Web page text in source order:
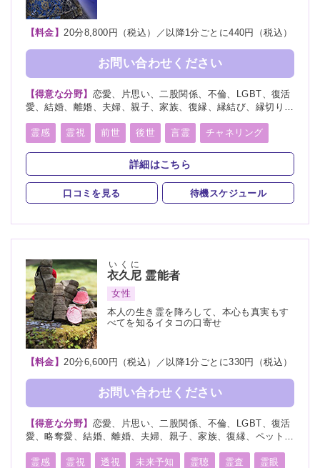
【料金】20分8,800円（税込）／以降1分ごとに440円（税込）
お問い合わせください
【得意な分野】 恋愛、片思い、二股関係、不倫、LGBT、復活
愛、結婚、離婚、夫婦、親子、家族、復縁、縁結び、縁切り、
介護、健康、金運、仕事、引越し、開運、教育、過去、浮気、
総合運、運勢、心霊相談、命名、改名
霊感 霊視 前世 後世 言霊 チャネリング
オーラリーディング 守護霊 縁結び 縁切り
祈願 祈祷 波動修正 チャクラ
スピリチュアルカウンセリング 霊符
詳細はこちら
口コミを見る 待機スケジュール
衣久尼
いくに
霊能者
女性
本人の生き霊を降ろして、本心も真実もす
べてを知るイタコの口寄せ
【料金】20分6,600円（税込）／以降1分ごとに330円（税込）
お問い合わせください
【得意な分野】 恋愛、片思い、二股関係、不倫、LGBT、復活
愛、略奪愛、結婚、離婚、夫婦、親子、家族、復縁、ペット、
転職、適職、縁結び、縁切り
霊感 霊視 透視 未来予知 霊聴 霊査 霊眼